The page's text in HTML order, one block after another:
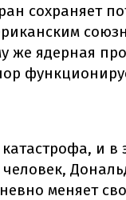
сохраняет
же ядерная
и в
меняет